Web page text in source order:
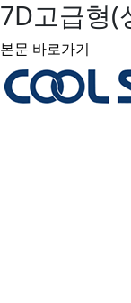
7D고급형(
본문 바로가기